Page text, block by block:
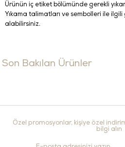
Ürünün iç etiket bölümünde gerekli
Yıkama talimatları ve sembolleri ile
alabilirsiniz.
Son Bakılan Ürünler
Özel promosyonlar, kişiye özel
bilgi alın